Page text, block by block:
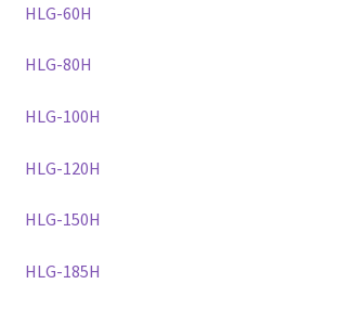
HLG-60H
HLG-80H
HLG-100H
HLG-120H
HLG-150H
HLG-185H